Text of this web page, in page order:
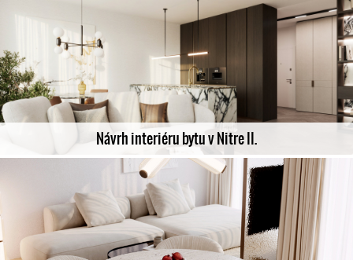
Návrh interiéru bytu v Nitre II.